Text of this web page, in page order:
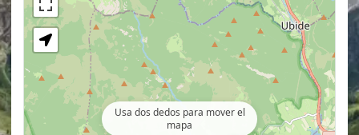
Usa dos dedos para mover el
mapa